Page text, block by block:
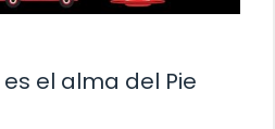
el alma del Pie